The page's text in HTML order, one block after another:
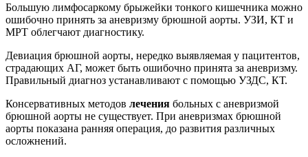
Большую лимфосаркому брыжейки тонкого кишечника можно
ошибочно принять за аневризму брюшной аорты. УЗИ, КТ и
МРТ облегчают диагностику.
Девиация брюшной аорты, нередко выявляемая у пацитентов,
страдающих АГ, может быть ошибочно принята за аневризму.
Правильный диагноз устанавливают с помощью УЗДС, КТ.
Консервативных методов лечения больных с аневризмой
брюшной аорты не существует. При аневризмах брюшной
аорты показана ранняя операция, до развития различных
осложнений.